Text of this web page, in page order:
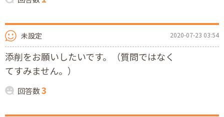
未設定 2020-07-23 03:54
添削をお願いしたいです。（質問ではなく
てすみません。）
回答数3